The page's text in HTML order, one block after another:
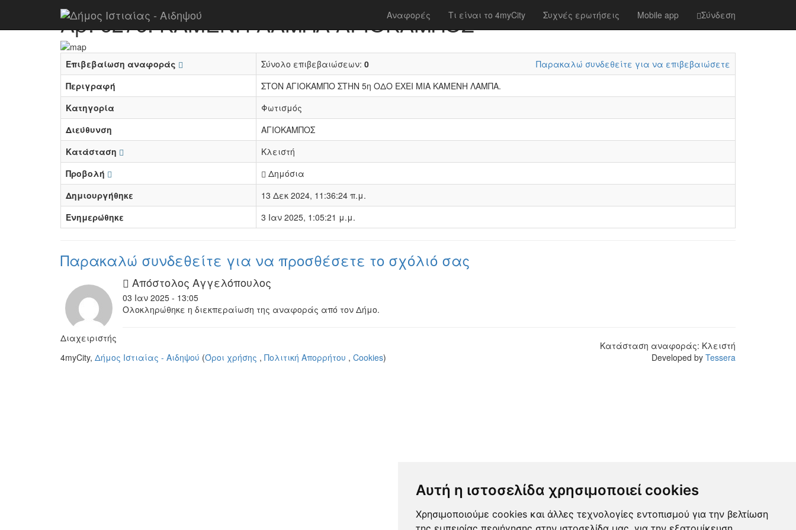
Αυτή η ιστοσελίδα χρησιμοποιεί cookies
Χρησιμοποιούμε cookies και άλλες τεχνολογίες εντοπισμού για την βελτίωση
Αναφορές Τι είναι το 4myCity Συχνές ερωτήσεις Mobile app Σύνδεση
Αρ. 6276: ΚΑΜΕΝΗ ΛΑΜΠΑ ΑΓΙΟΚΑΜΠΟΣ
Επιβεβαίωση αναφοράς Σύνολο επιβεβαιώσεων: 0
Παρακαλώ συνδεθείτε για να επιβεβαιώσετε
Περιγραφή
ΣΤΟΝ ΑΓΙΟΚΑΜΠΟ ΣΤΗΝ 5η ΟΔΟ ΕΧΕΙ ΜΙΑ ΚΑΜΕΝΗ ΛΑΜΠΑ.
Κατηγορία
Φωτισμός
Διεύθυνση
ΑΓΙΟΚΑΜΠΟΣ
Κατάσταση
Κλειστή
Προβολή
Δημόσια
Δημιουργήθηκε
13 Δεκ 2024, 11:36:24 π.μ.
Ενημερώθηκε
3 Ιαν 2025, 1:05:21 μ.μ.
Παρακαλώ συνδεθείτε για να προσθέσετε το σχόλιό σας
Διαχειριστής
Απόστολος Αγγελόπουλος
03 Ιαν 2025 - 13:05
Ολοκληρώθηκε η διεκπεραίωση της αναφοράς από τον Δήμο.
Κατάσταση αναφοράς: Κλειστή
4myCity, Δήμος Ιστιαίας - Αιδηψού (Όροι χρήσης , Πολιτική Απορρήτου , Cookies) Developed by Tessera